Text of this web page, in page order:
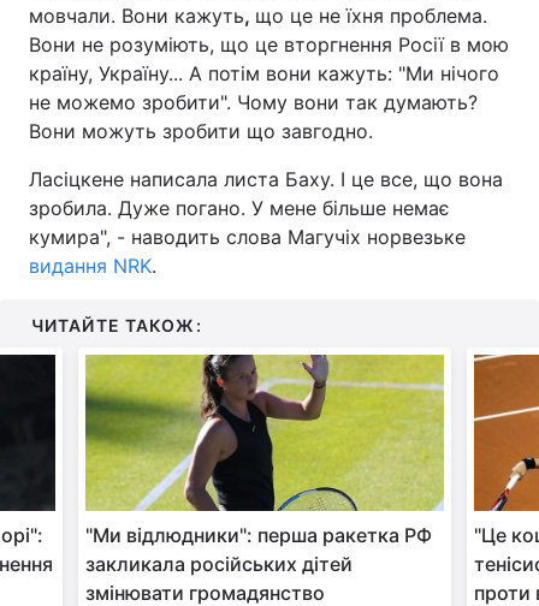
мовчали. Вони кажуть, що це не їхня проблема.
Вони не розуміють, що це вторгнення Росії в мою
країну, Україну... А потім вони кажуть: "Ми нічого
не можемо зробити". Чому вони так думають?
Вони можуть зробити що завгодно.
Ласіцкене написала листа Баху. І це все, що вона
зробила. Дуже погано. У мене більше немає
кумира", - наводить слова Магучіх норвезьке
видання NRK.
ЧИТАЙТЕ ТАКОЖ:
"Ми відлюдники": перша ракетка РФ
закликала російських дітей
змінювати громадянство
"Це
проти